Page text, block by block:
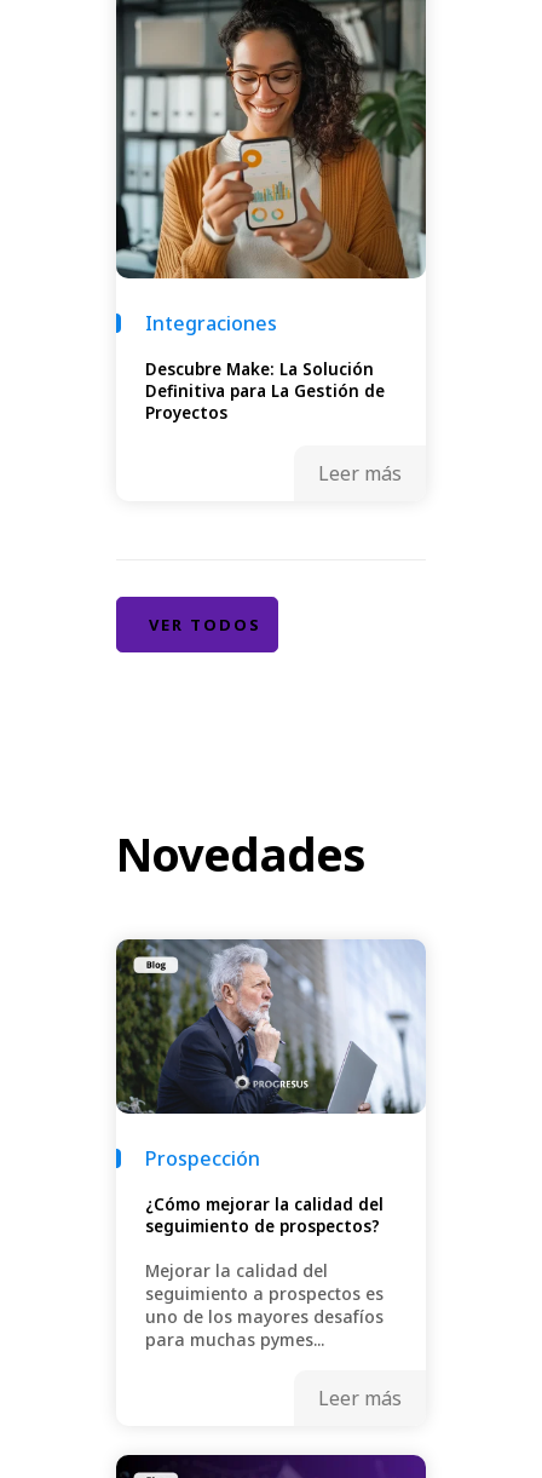
Integraciones
Descubre Make: La Solución
Definitiva para La Gestión de
Proyectos
Leer más
VER TODOS
Novedades
Prospección
¿Cómo mejorar la calidad del
seguimiento de prospectos?
Mejorar la calidad del
seguimiento a prospectos es
uno de los mayores desafíos
para muchas pymes...
Leer más